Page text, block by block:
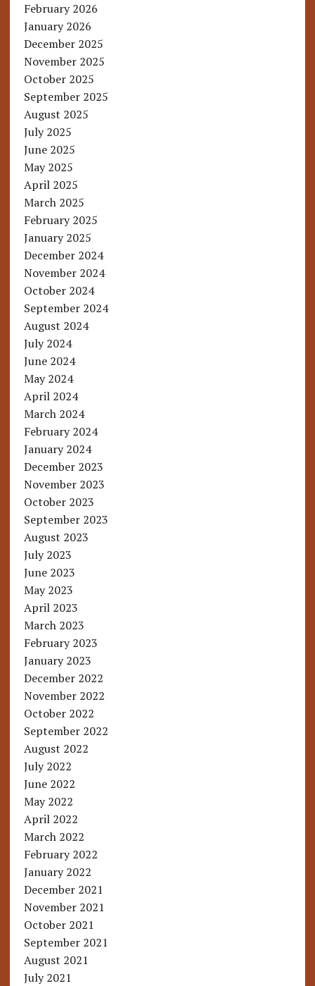
February 2026
January 2026
December 2025
November 2025
October 2025
September 2025
August 2025
July 2025
June 2025
May 2025
April 2025
March 2025
February 2025
January 2025
December 2024
November 2024
October 2024
September 2024
August 2024
July 2024
June 2024
May 2024
April 2024
March 2024
February 2024
January 2024
December 2023
November 2023
October 2023
September 2023
August 2023
July 2023
June 2023
May 2023
April 2023
March 2023
February 2023
January 2023
December 2022
November 2022
October 2022
September 2022
August 2022
July 2022
June 2022
May 2022
April 2022
March 2022
February 2022
January 2022
December 2021
November 2021
October 2021
September 2021
August 2021
July 2021